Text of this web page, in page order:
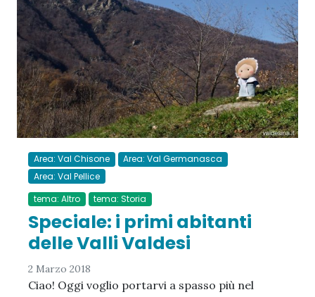
Area: Val Chisone
Area: Val Germanasca
Area: Val Pellice
tema: Altro
tema: Storia
Speciale: i primi abitanti
delle Valli Valdesi
2 Marzo 2018
Ciao! Oggi voglio portarvi a spasso più nel